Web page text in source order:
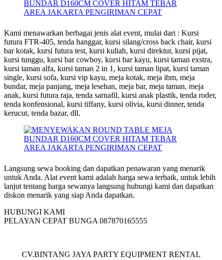
Kami menawarkan berbagai jenis alat event, mulai dari : Kursi
futura FTR-405, tenda hanggar, kursi silang/cross back chair, kursi
bar kotak, kursi futura test, kursi kuliah, kursi direktur, kursi pijat,
kursi tunggu, kursi bar cowboy, kursi bar kayu, kursi taman exstra,
kursi taman alfa, kursi taman 2 in 1, kursi taman lipat, kursi taman
single, kursi sofa, kursi vip kayu, meja kotak, meja ibm, meja
bundar, meja panjang, meja lesehan, meja bar, meja taman, meja
anak, kursi futura raja, tenda sarnafil, kursi anak plastik, tenda roder,
tenda konfensional, kursi tiffany, kursi olivia, kursi dinner, tenda
kerucut, tenda bazar, dll.
Langsung sewa booking dan dapatkan penawaran yang menarik
untuk Anda. Alat event kami adalah harga sewa terbaik, untuk lebih
lanjut tentang harga sewanya langsung hubungi kami dan dapatkan
diskon menarik yang siap Anda dapatkan.
HUBUNGI KAMI
PELAYAN CEPAT BUNGA 087870165555
CV.BINTANG JAYA PARTY EQUIPMENT RENTAL